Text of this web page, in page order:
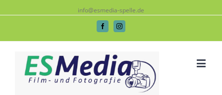
info@esmedia-spelle.de
FacebookInstagram